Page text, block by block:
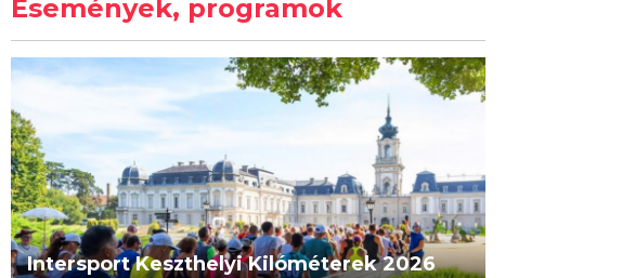
Események, programok
Intersport Keszthelyi Kilóméterek 2026